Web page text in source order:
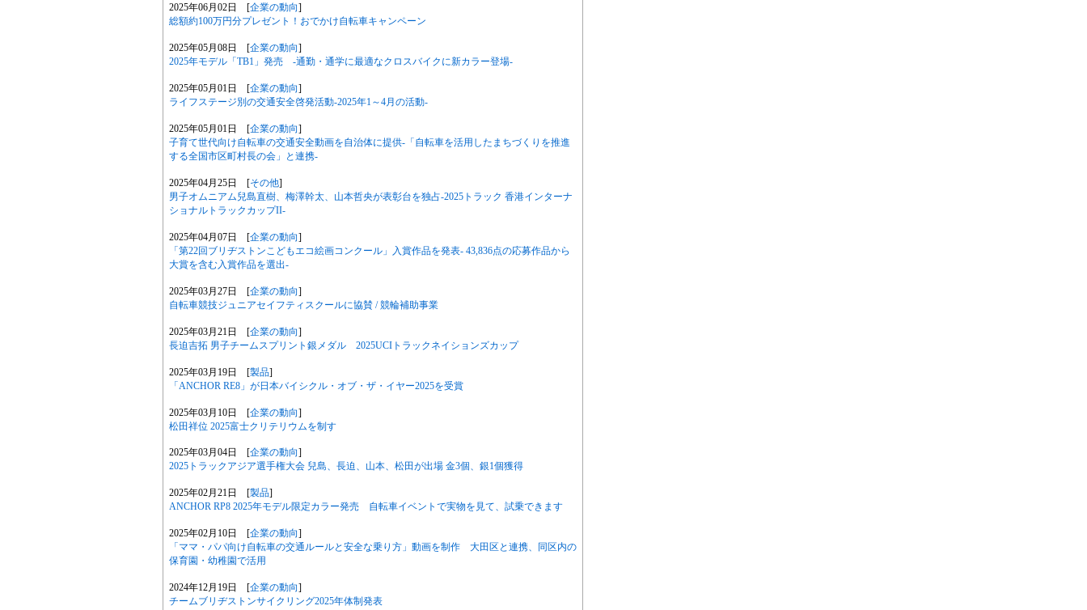
2025年06月02日 [企業の動向]
総額約100万円分プレゼント！おでかけ自転車キャンペーン
2025年05月08日 [企業の動向]
2025年モデル「TB1」発売 -通勤・通学に最適なクロスバイクに新カラー登場-
2025年05月01日 [企業の動向]
ライフステージ別の交通安全啓発活動-2025年1～4月の活動-
2025年05月01日 [企業の動向]
子育て世代向け自転車の交通安全動画を自治体に提供-「自転車を活用したまちづくりを推進
する全国市区町村長の会」と連携-
2025年04月25日 [その他]
男子オムニアム兒島直樹、梅澤幹太、山本哲央が表彰台を独占-2025トラック 香港インターナ
ショナルトラックカップII-
2025年04月07日 [企業の動向]
「第22回ブリヂストンこどもエコ絵画コンクール」入賞作品を発表- 43,836点の応募作品から
大賞を含む入賞作品を選出-
2025年03月27日 [企業の動向]
自転車競技ジュニアセイフティスクールに協賛 / 競輪補助事業
2025年03月21日 [企業の動向]
長迫吉拓 男子チームスプリント銀メダル 2025UCIトラックネイションズカップ
2025年03月19日 [製品]
「ANCHOR RE8」が日本バイシクル・オブ・ザ・イヤー2025を受賞
2025年03月10日 [企業の動向]
松田祥位 2025富士クリテリウムを制す
2025年03月04日 [企業の動向]
2025トラックアジア選手権大会 兒島、長迫、山本、松田が出場 金3個、銀1個獲得
2025年02月21日 [製品]
ANCHOR RP8 2025年モデル限定カラー発売 自転車イベントで実物を見て、試乗できます
2025年02月10日 [企業の動向]
「ママ・パパ向け自転車の交通ルールと安全な乗り方」動画を制作 大田区と連携、同区内の
保育園・幼稚園で活用
2024年12月19日 [企業の動向]
チームブリヂストンサイクリング2025年体制発表